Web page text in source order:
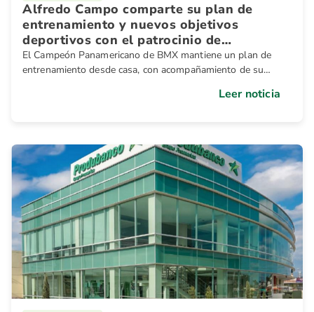
Alfredo Campo comparte su plan de
entrenamiento y nuevos objetivos
deportivos con el patrocinio de
Produbanco
El Campeón Panamericano de BMX mantiene un plan de
entrenamiento desde casa, con acompañamiento de su
Leer noticia